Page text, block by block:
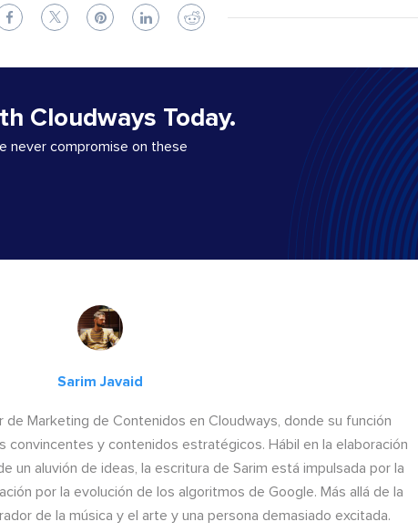
Cloudways Today.
never compromise on these
Sarim Javaid
de Marketing de Contenidos en Cloudways, donde su función
convincentes y contenidos estratégicos. Hábil en la elaboración
un aluvión de ideas, la escritura de Sarim está impulsada por la
por la evolución de los algoritmos de Google. Más allá de la
de la música y el arte y una persona demasiado excitada.